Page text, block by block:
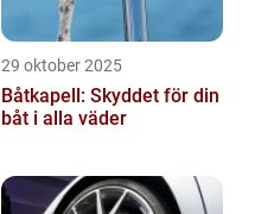
29 oktober 2025
Båtkapell: Skyddet för din
båt i alla väder